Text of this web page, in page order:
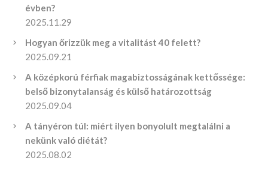
évben?
2025.11.29
Hogyan őrizzük meg a vitalitást 40 felett?
2025.09.21
A középkorú férfiak magabiztosságának kettőssége:
belső bizonytalanság és külső határozottság
2025.09.04
A tányéron túl: miért ilyen bonyolult megtalálni a
nekünk való diétát?
2025.08.02